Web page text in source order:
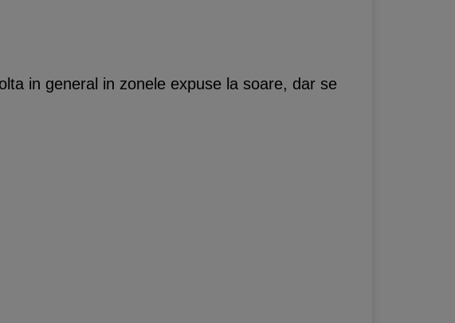
in general in zonele expuse la soare, dar se